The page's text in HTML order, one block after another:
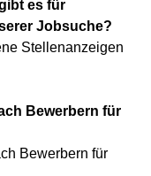
es für
Jobsuche?
Stellenanzeigen
Bewerbern für
Bewerbern für